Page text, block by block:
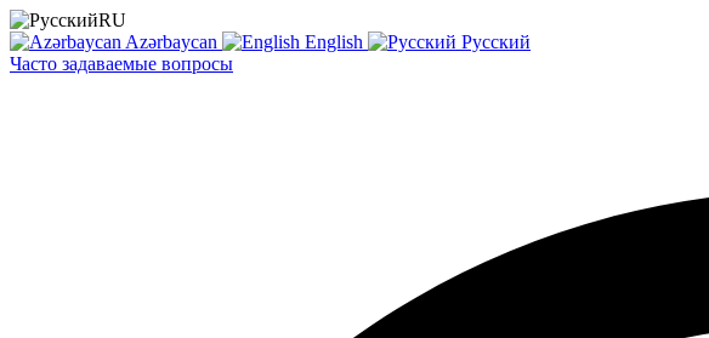
RU
Azərbaycan
English
Русский
Часто задаваемые вопросы